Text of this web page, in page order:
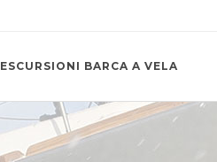
ESCURSIONI BARCA A VELA